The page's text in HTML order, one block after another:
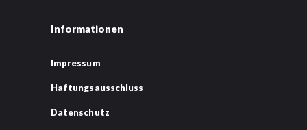
Informationen
Impressum
Haftungsausschluss
Datenschutz